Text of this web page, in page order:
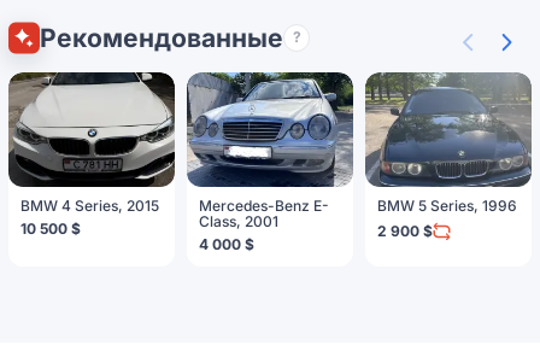
Рекомендованные ?
BMW 4 Series, 2015
10 500 $
Mercedes-Benz E-
Class, 2001
4 000 $
BMW 5 Series, 1996
2 900 $